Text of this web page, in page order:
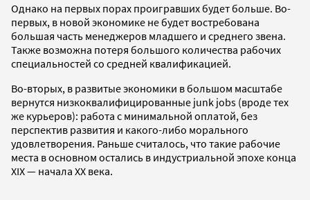
Однако на первых порах проигравших будет больше. Во-
первых, в новой экономике не будет востребована
большая часть менеджеров младшего и среднего звена.
Также возможна потеря большого количества рабочих
специальностей со средней квалификацией.
Во-вторых, в развитые экономики в большом масштабе
вернутся низкоквалифицированные junk jobs (вроде тех
же курьеров): работа с минимальной оплатой, без
перспектив развития и какого-либо морального
удовлетворения. Раньше считалось, что такие рабочие
места в основном остались в индустриальной эпохе конца
XIX — начала XX века.